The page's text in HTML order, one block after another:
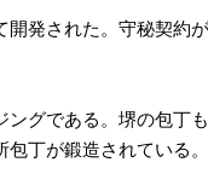
発された。守秘契約
グである。堺の包丁
丁が鍛造されている。